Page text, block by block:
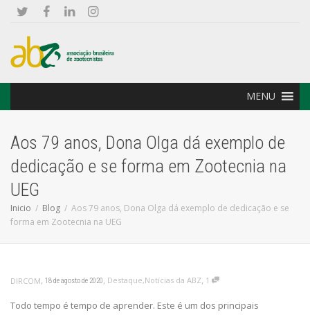
MENU
Aos 79 anos, Dona Olga dá exemplo de
dedicação e se forma em Zootecnia na
UEG
Inicio Blog
Aos 79 anos, Dona Olga dá exemplo de dedicação e se
forma em Zootecnia na UEG
DIRCOM, 18 de agosto de 2020, Destaque,Notícias da ABZ, 1
Todo tempo é tempo de aprender. Este é um dos principais